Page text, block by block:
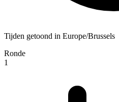
Tijden getoond in Europe/Brussels
Ronde
1